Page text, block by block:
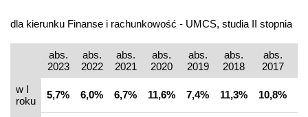
dla kierunku Finanse i rachunkowość - UMCS, studia II stopnia
abs.
2023
abs.
2022
abs.
2021
abs.
2020
abs.
2019
abs.
2018
abs.
2017
w I
roku
5,7% 6,0% 6,7% 11,6% 7,4% 11,3% 10,8%